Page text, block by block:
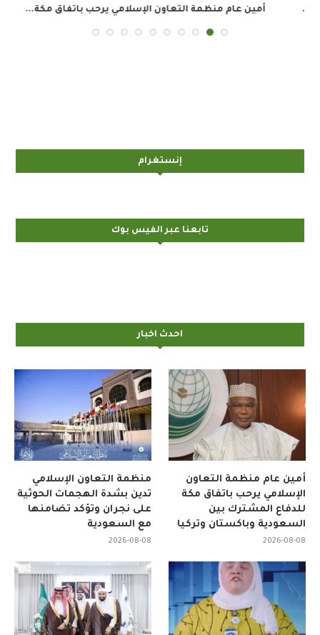
أمين عام منظمة التعاون الإسلامي يرحب باتفاق مكة...
إنستغرام
تابعنا عبر الفيس بوك
احدث اخبار
منظمة التعاون الإسلامي
تدين بشدة الهجمات الحوثية
على نجران وتؤكد تضامنها
مع السعودية
2026-08-08
أمين عام منظمة التعاون
الإسلامي يرحب باتفاق مكة
للدفاع المشترك بين
السعودية وباكستان وتركيا
2026-08-08